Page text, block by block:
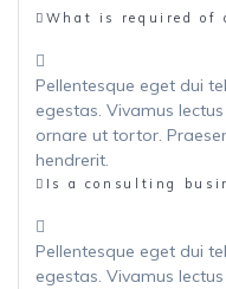
What is required of
Pellentesque eget dui
egestas. Vivamus
ornare ut tortor.
hendrerit.
Is a consulting
Pellentesque eget dui
egestas. Vivamus